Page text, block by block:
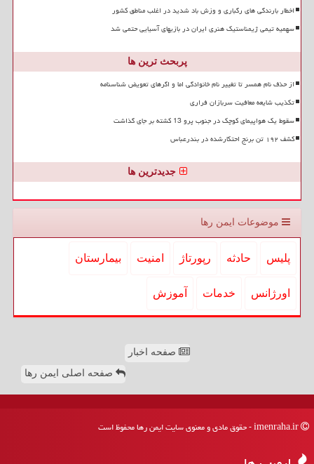
اخطار بارندگی های رگباری و وزش باد شدید در اغلب مناطق کشور
سهمیه تیمی ژیمناستیک هنری ایران در بازیهای آسیایی حتمی شد
پربحث ترین ها
از حذف نام همسر تا تغییر نام خانوادگی اما و اگرهای تعویض شناسنامه
تکذیب شایعه معافیت سربازان فراری
سقوط یک هواپیمای کوچک در جنوب پرو 13 کشته بر جای گذاشت
کشف ۱۹۲ تن برنج احتکارشده در بندرعباس
جدیدترین ها
موضوعات ایمن رها
پلیس حادثه رپورتاژ امنیت بیمارستان
اورژانس خدمات آموزش
صفحه اخبار
صفحه اصلی ایمن رها